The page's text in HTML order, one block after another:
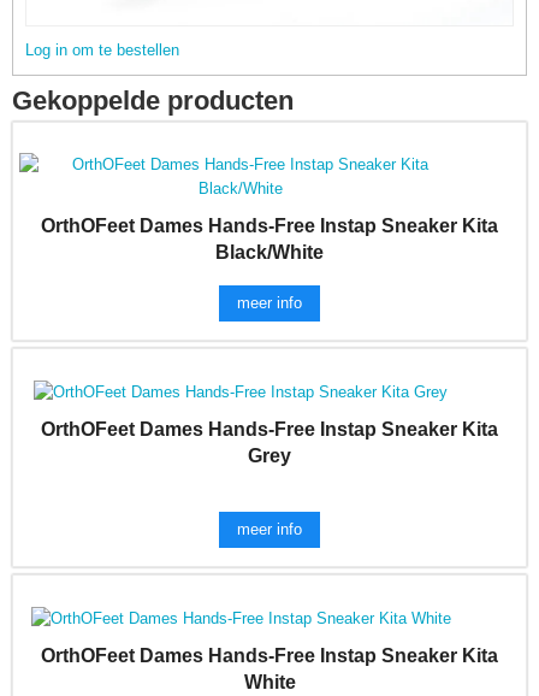
Log in om te bestellen
Gekoppelde producten
OrthOFeet Dames Hands-Free Instap Sneaker Kita
Black/White
meer info
OrthOFeet Dames Hands-Free Instap Sneaker Kita
Grey
meer info
OrthOFeet Dames Hands-Free Instap Sneaker Kita
White